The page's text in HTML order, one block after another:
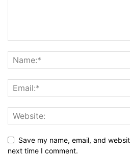
Save my name, email, and
next time I comment.